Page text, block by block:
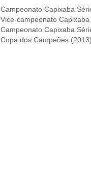
Campeonato Capixaba
Vice-campeonato
Campeonato Capixaba
Copa dos Campeões